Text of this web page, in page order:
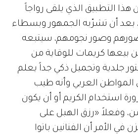
التطبيق الذي يلقى رواجاً
بعد أن تشرّبه الجمهور وبسطاء
وصور نجومهم، سيتبعه
كريمات للوقاية من
جلدية وتجميل ذكي جداً يعلم
العربي وأنه طيب
استخدام الكريم أو أن يكون
وفعلاً «رزق الهبل على
في الأمر أن الفنانين باتوا